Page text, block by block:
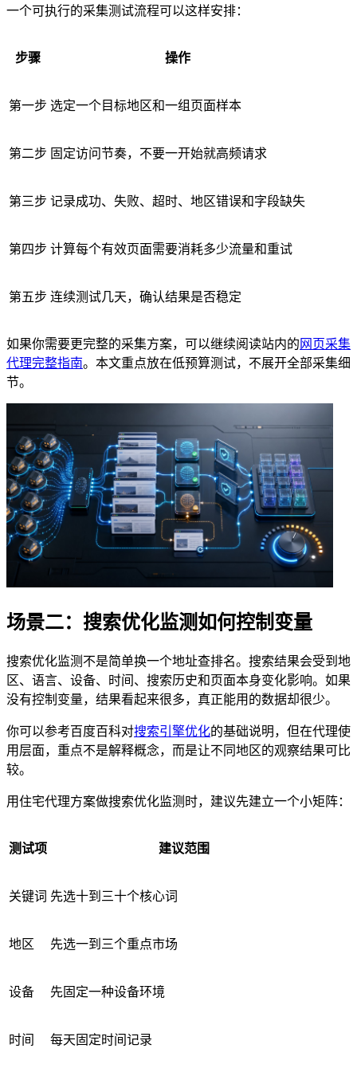
一个可执行的采集测试流程可以这样安排：
步骤 操作
第一步 选定一个目标地区和一组页面样本
第二步 固定访问节奏，不要一开始就高频请求
第三步 记录成功、失败、超时、地区错误和字段缺失
第四步 计算每个有效页面需要消耗多少流量和重试
第五步 连续测试几天，确认结果是否稳定
如果你需要更完整的采集方案，可以继续阅读站内的 网页采集
代理完整指南。本文重点放在低预算测试，不展开全部采集细
节。
场景二：搜索优化监测如何控制变量
搜索优化监测不是简单换一个地址查排名。搜索结果会受到地
区、语言、设备、时间、搜索历史和页面本身变化影响。如果
没有控制变量，结果看起来很多，真正能用的数据却很少。
你可以参考百度百科对搜索引擎优化的基础说明，但在代理使
用层面，重点不是解释概念，而是让不同地区的观察结果可比
较。
用住宅代理方案做搜索优化监测时，建议先建立一个小矩阵：
测试项 建议范围
关键词 先选十到三十个核心词
地区 先选一到三个重点市场
设备 先固定一种设备环境
时间 每天固定时间记录